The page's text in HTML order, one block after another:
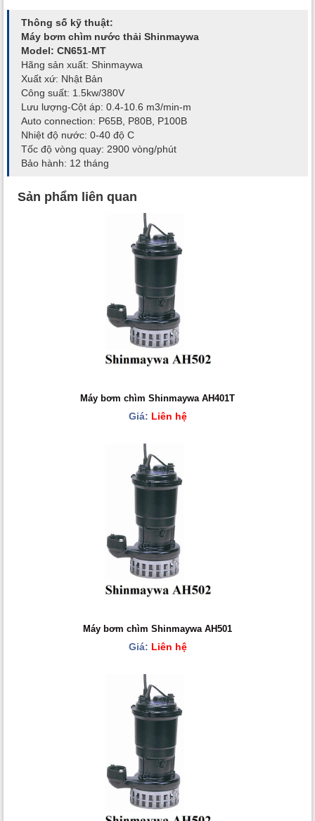
Thông số kỹ thuật:
Máy bơm chìm nước thải Shinmaywa
Model: CN651-MT
Hãng sản xuất: Shinmaywa
Xuất xứ: Nhật Bản
Công suất: 1.5kw/380V
Lưu lượng-Cột áp: 0.4-10.6 m3/min-m
Auto connection: P65B, P80B, P100B
Nhiệt độ nước: 0-40 độ C
Tốc độ vòng quay: 2900 vòng/phút
Bảo hành: 12 tháng
Sản phẩm liên quan
Máy bơm chìm Shinmaywa AH401T
Giá: Liên hệ
Máy bơm chìm Shinmaywa AH501
Giá: Liên hệ